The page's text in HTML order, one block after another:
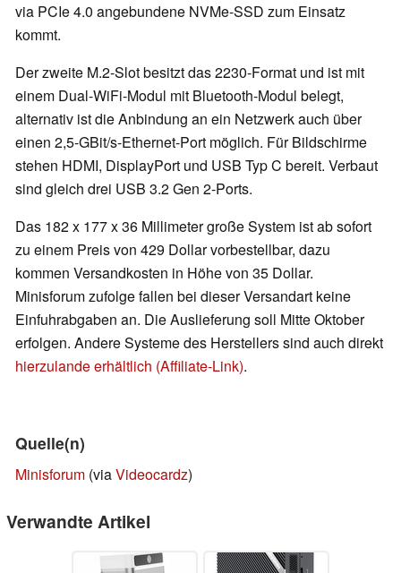
via PCIe 4.0 angebundene NVMe-SSD zum Einsatz
kommt.
Der zweite M.2-Slot besitzt das 2230-Format und ist mit
einem Dual-WiFi-Modul mit Bluetooth-Modul belegt,
alternativ ist die Anbindung an ein Netzwerk auch über
einen 2,5-GBit/s-Ethernet-Port möglich. Für Bildschirme
stehen HDMI, DisplayPort und USB Typ C bereit. Verbaut
sind gleich drei USB 3.2 Gen 2-Ports.
Das 182 x 177 x 36 Millimeter große System ist ab sofort
zu einem Preis von 429 Dollar vorbestellbar, dazu
kommen Versandkosten in Höhe von 35 Dollar.
Minisforum zufolge fallen bei dieser Versandart keine
Einfuhrabgaben an. Die Auslieferung soll Mitte Oktober
erfolgen. Andere Systeme des Herstellers sind auch direkt
hierzulande erhältlich (Affiliate-Link).
Quelle(n)
Minisforum (viaVideocardz)
Verwandte Artikel